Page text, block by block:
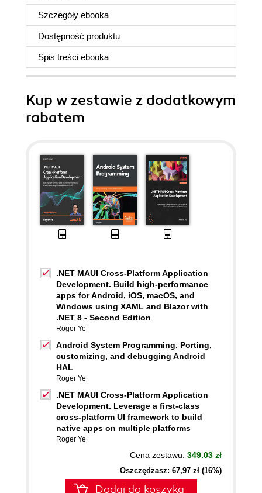
Szczegóły ebooka
Dostępność produktu
Spis treści ebooka
Kup w zestawie z dodatkowym
rabatem
.NET MAUI Cross-Platform Application
Development. Build high-performance
apps for Android, iOS, macOS, and
Windows using XAML and Blazor with
.NET 8 - Second Edition
Roger Ye
Android System Programming. Porting,
customizing, and debugging Android
HAL
Roger Ye
.NET MAUI Cross-Platform Application
Development. Leverage a first-class
cross-platform UI framework to build
native apps on multiple platforms
Roger Ye
Cena zestawu: 349.03 zł
Oszczędzasz: 67,97 zł (16%)
Dodaj do koszyka